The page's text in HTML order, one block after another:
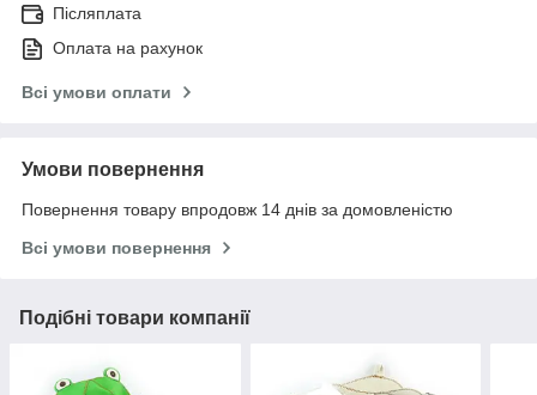
Післяплата
Оплата на рахунок
Всі умови оплати
Умови повернення
Повернення товару впродовж 14 днів за домовленістю
Всі умови повернення
Подібні товари компанії